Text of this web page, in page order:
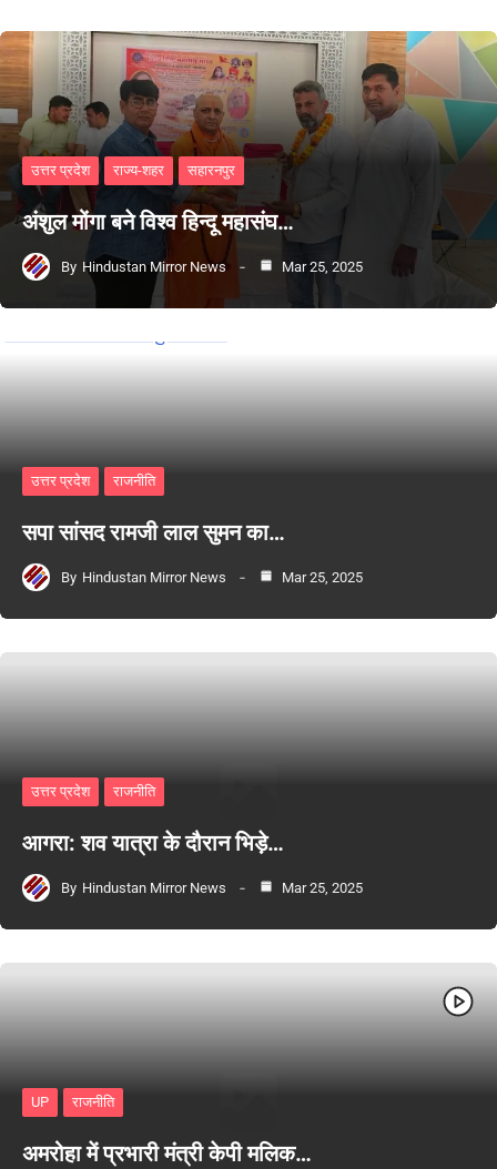
उत्तर प्रदेश राज्य-शहर सहारनपुर
अंशुल मोंगा बने विश्व हिन्दू महासंघ…
By Hindustan Mirror News Mar 25, 2025
उत्तर प्रदेश राजनीति
सपा सांसद रामजी लाल सुमन का…
By Hindustan Mirror News Mar 25, 2025
उत्तर प्रदेश राजनीति
आगरा: शव यात्रा के दौरान भिड़े…
By Hindustan Mirror News Mar 25, 2025
UP राजनीति
अमरोहा में प्रभारी मंत्री केपी मलिक…